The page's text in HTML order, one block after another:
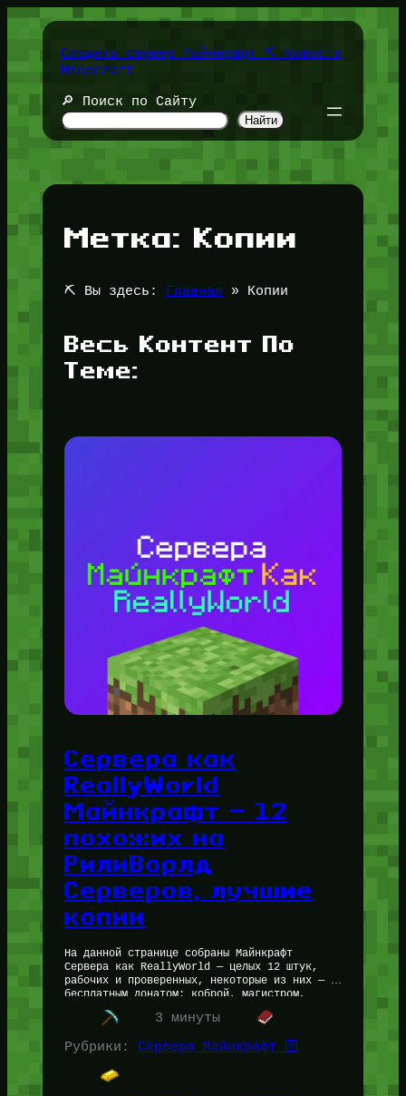
содержимомуСоздать сервер Майнкрафт ⛏️ Новости
Minecraft
🔎 Поиск по Сайту
Найти
Метка: Копии
⛏️ Вы здесь: Главная » Копии
Весь Контент По
Теме:
Сервера как
ReallyWorld
Майнкрафт — 12
похожих на
РилиВорлд
Серверов, лучшие
копии
На данной странице собраны Майнкрафт
Сервера как ReallyWorld — целых 12 штук,
рабочих и проверенных, некоторые из них — с
бесплатным донатом: коброй, магистром,
драгоном и бесплатными донат-кейсами.
Игроки заходят…3 минуты
Рубрики: Сервера Майнкрафт 🛜